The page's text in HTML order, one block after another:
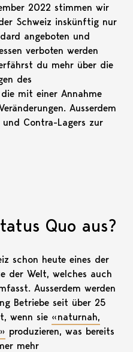
2022 stimmen wir
Schweiz inskünftig nur
angeboten und
verboten werden
du mehr über die
des
mit einer Annahme
Ausserdem
Contra-Lagers zur
Quo aus?
schon heute eines der
der Welt, welches auch
Ausserdem werden
Betriebe seit über 25
wenn sie «naturnah,
produzieren, was bereits
mehr